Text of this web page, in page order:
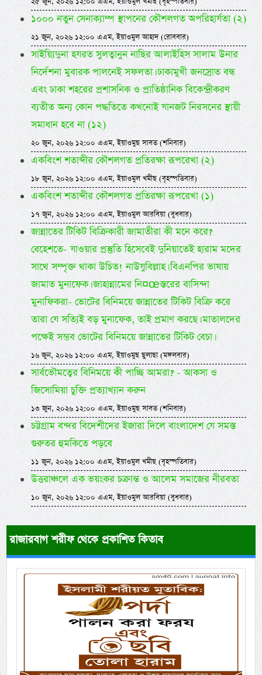
১০০০ নতুন সেনাক্যাম্প স্থাপনের কৌশলগত অপরিহার্যতা (২)
২১ জুন, ২০২৬ ১২:০০ এএম, ইয়াওমুল আহাদ (রোববার)
সাইয়্যিদুনা হযরত সুলত্বানুন নাছির আলাইহিস সালাম উনার
নির্দেশনা মুবারক পালনেই সফলতা। ঢাকামুখী জনস্রোত বন্ধ
এবং ঢাকা শহরের প্রশাসনিক ও প্রাতিষ্ঠানিক বিকেন্দ্রীকরণ
ব্যতীত অন্য কোন পদ্ধতিতে কখনোই যানজট নিরসনের স্থায়ী
সমাধান হবে না (১২)
২০ জুন, ২০২৬ ১২:০০ এএম, ইয়াওমুছ সাবত (শনিবার)
একবিংশ শতাব্দীর কৌশলগত প্রতিরক্ষা রূপরেখা (২)
১৮ জুন, ২০২৬ ১২:০০ এএম, ইয়াওমুল খমীছ (বৃহস্পতিবার)
একবিংশ শতাব্দীর কৌশলগত প্রতিরক্ষা রূপরেখা (১)
১৭ জুন, ২০২৬ ১২:০০ এএম, ইয়াওমুল আরবিয়া (বুধবার)
জান্নাতের টিকিট বিক্রিকারী জামাতীরা কী মনে করে?
বেহেশতে- যাওয়ার প্রস্তুতি হিসেবেই দুনিয়াতেই হারাম মদের
সাথে সম্পৃক্ত থাকা উচিত! নাউযুবিল্লাহ। বিএনপির ভাষায়
জামাত মুনাফেক। জাহান্নামের নি¤œস্তরের বাসিন্দা
মুনাফিকরা- ভোটের বিনিময়ে জান্নাতের টিকিট বিক্রি করে
তারা যে সত্যিই বড় মুনাফেক, তাই প্রমাণ করছে। মাতালদের
পক্ষেই সম্ভব ভোটের বিনিময়ে জান্নাতের টিকিট বেচা।
১৬ জুন, ২০২৬ ১২:০০ এএম, ইয়াওমুছ ছুলাছা (মঙ্গলবার)
সার্বভৌমত্বের বিনিময়ে কী পাচ্ছি আমরা? - আকসা ও
জিসোমিয়া চুক্তি প্রত্যাখ্যান করুন
১৩ জুন, ২০২৬ ১২:০০ এএম, ইয়াওমুছ সাবত (শনিবার)
চট্টগ্রাম বন্দর বিদেশীদের ইজারা দিলে বাংলাদেশ যে সমস্ত
গুরুতর হুমকিতে পড়বে
১১ জুন, ২০২৬ ১২:০০ এএম, ইয়াওমুল খমীছ (বৃহস্পতিবার)
উত্তরাঞ্চলে এক ভয়ংকর চক্রান্ত ও আলেম সমাজের নীরবতা
১০ জুন, ২০২৬ ১২:০০ এএম, ইয়াওমুল আরবিয়া (বুধবার)
রাজারবাগ শরীফ থেকে প্রকাশিত কিতাব